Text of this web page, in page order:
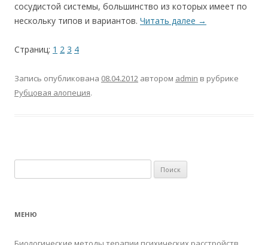
сосудистой системы, большинство из которых имеет по
нескольку типов и вариантов. Читать далее →
Страниц: 1 2 3 4
Запись опубликована 08.04.2012 автором admin в рубрике
Рубцовая алопеция.
МЕНЮ